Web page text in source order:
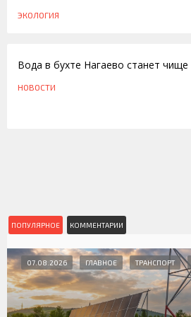
ЭКОЛОГИЯ
Вода в бухте Нагаево станет чище
НОВОСТИ
ПОПУЛЯРНОЕ КОММЕНТАРИИ
07.08.2026 ГЛАВНОЕ ТРАНСПОРТ